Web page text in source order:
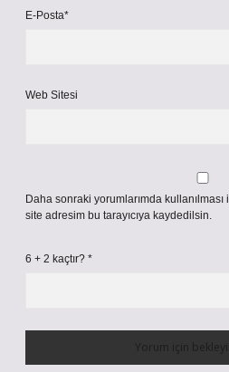
E-Posta*
Web Sitesi
Daha sonraki yorumlarımda
site adresim bu tarayıcıya kaydedilsin.
6 + 2 kaçtır? *